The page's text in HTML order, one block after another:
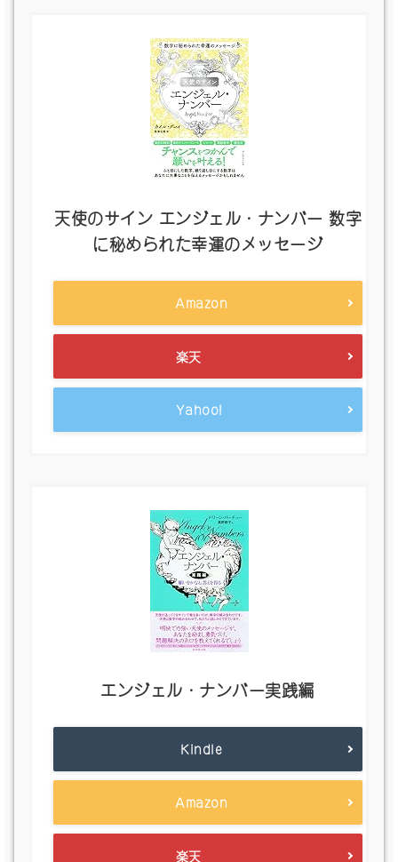
天使のサイン エンジェル・ナンバー 数字
に秘められた幸運のメッセージ
Amazon
楽天
Yahoo!
エンジェル・ナンバー実践編
Kindle
Amazon
楽天